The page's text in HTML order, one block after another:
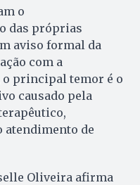
o
das próprias
aviso formal da
com a
principal temor é o
causado pela
atendimento de
Oliveira afirma